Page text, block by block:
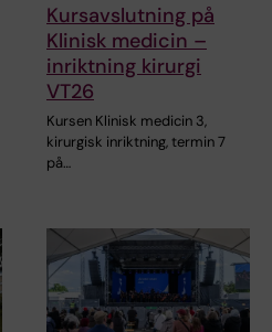
Kursavslutning på
Klinisk medicin –
inriktning kirurgi
VT26
Kursen Klinisk medicin 3,
kirurgisk inriktning, termin 7
på…